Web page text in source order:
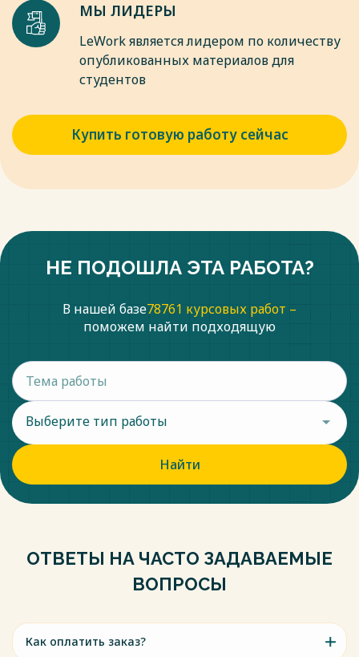
МЫ ЛИДЕРЫ
LeWork является лидером по количеству
опубликованных материалов для
студентов
Купить готовую работу сейчас
НЕ ПОДОШЛА ЭТА РАБОТА?
В нашей базе78761 курсовых работ –
поможем найти подходящую
Выберите тип работы
Найти
ОТВЕТЫ НА ЧАСТО ЗАДАВАЕМЫЕ
ВОПРОСЫ
Как оплатить заказ?